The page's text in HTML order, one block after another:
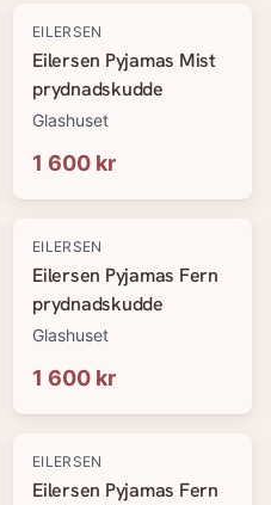
EILERSEN
Eilersen Pyjamas Mist
prydnadskudde
Glashuset
1 600 kr
EILERSEN
Eilersen Pyjamas Fern
prydnadskudde
Glashuset
1 600 kr
EILERSEN
Eilersen Pyjamas Fern